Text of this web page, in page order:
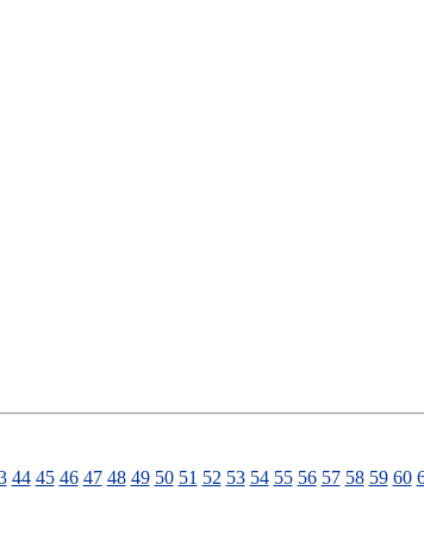
44 45 46 47 48 49 50 51 52 53 54 55 56 57 58 59 60